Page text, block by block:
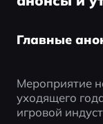
Главные
Мероприятие
уходящего
игровой